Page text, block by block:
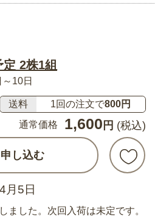
2株1組
10日
送料 1回の注文で800円
通常価格
1,600 円 (税込)
し込む
月5日
ました。次回入荷は未定です。